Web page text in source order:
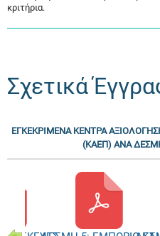
κριτήρια.
Σχετικά
ΕΓΚΕΚΡΙΜΕΝΑ ΚΕΝΤΡΑ
(ΚΑΕΠ) ΑΝΑ